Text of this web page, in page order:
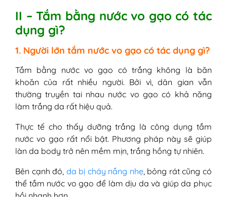
II – Tắm bằng nước vo gạo có tác
dụng gì?
1. Người lớn tắm nước vo gạo có tác dụng gì?
Tắm bằng nước vo gạo có trắng không là băn
khoăn của rất nhiều người. Bởi vì, dân gian vẫn
thường truyền tai nhau nước vo gạo có khả năng
làm trắng da rất hiệu quả.
Thực tế cho thấy dưỡng trắng là công dụng tắm
nước vo gạo rất nổi bật. Phương pháp này sẽ giúp
làn da body trở nên mềm mịn, trắng hồng tự nhiên.
Bên cạnh đó, da bị cháy nắng nhẹ, bỏng rát cũng có
thể tắm nước vo gạo để làm dịu da và giúp da phục